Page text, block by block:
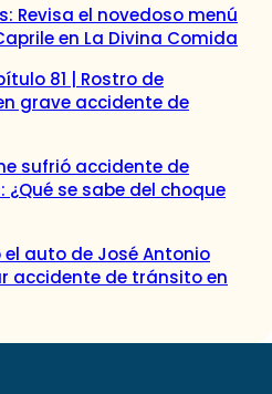
Revisa el novedoso menú
en La Divina Comida
81 | Rostro de
grave accidente de
sufrió accidente de
se sabe del choque
el auto de José Antonio
accidente de tránsito en